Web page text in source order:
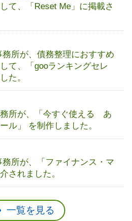
て、「Reset Me」に掲載さ
所が、債務整理におすすめ
て、「gooランキングセレ
た。
所が、「今すぐ使える あ
ル」 を制作しました。
所が、「ファイナンス・マ
されました。
一覧を見る